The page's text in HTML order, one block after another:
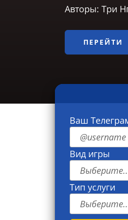
Авторы: Три
ПЕРЕЙТИ
Ваш
Вид игры
Тип услуги